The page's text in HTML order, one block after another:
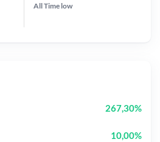
All Time low
267,30%
10,00%